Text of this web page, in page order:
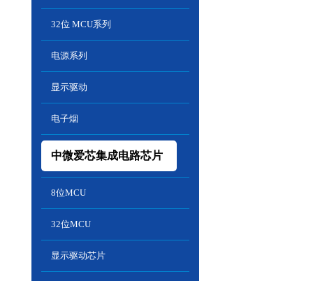
32位 MCU系列
电源系列
显示驱动
电子烟
中微爱芯集成电路芯片
8位MCU
32位MCU
显示驱动芯片